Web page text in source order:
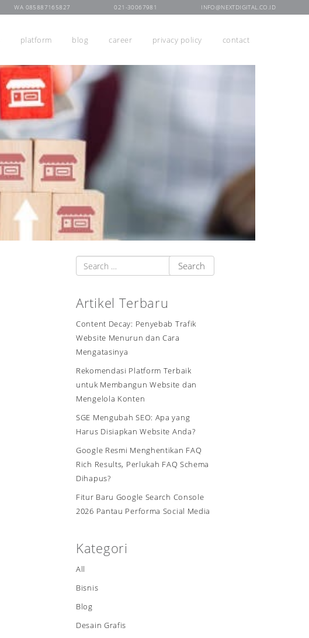
INFO@NEXTDIGITAL.CO.ID
021-30067981
WA 085887165827
platform blog career privacy policy contact
Artikel Terbaru
Content Decay: Penyebab Trafik
Website Menurun dan Cara
Mengatasinya
Rekomendasi Platform Terbaik
untuk Membangun Website dan
Mengelola Konten
SGE Mengubah SEO: Apa yang
Harus Disiapkan Website Anda?
Google Resmi Menghentikan FAQ
Rich Results, Perlukah FAQ Schema
Dihapus?
Fitur Baru Google Search Console
2026 Pantau Performa Social Media
Kategori
All
Bisnis
Blog
Desain Grafis